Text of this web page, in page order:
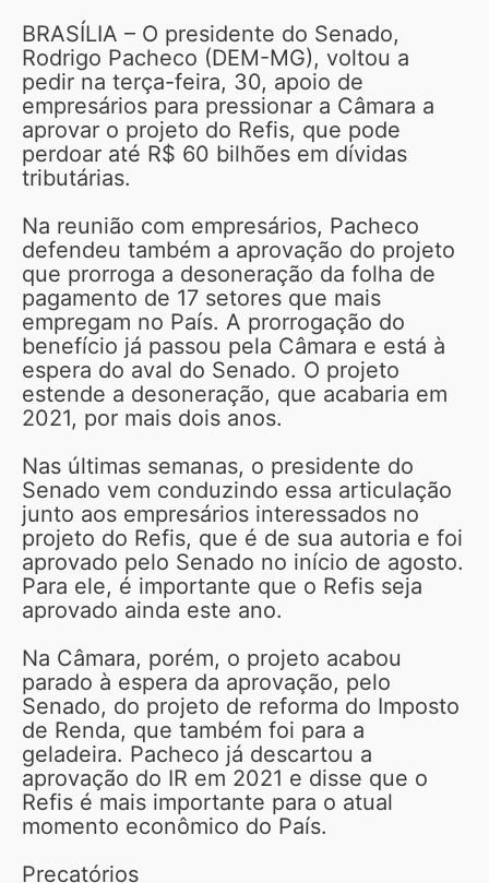
BRASÍLIA – O presidente do Senado,
Rodrigo Pacheco (DEM-MG), voltou a
pedir na terça-feira, 30, apoio de
empresários para pressionar a Câmara a
aprovar o projeto do Refis, que pode
perdoar até R$ 60 bilhões em dívidas
tributárias.
Na reunião com empresários, Pacheco
defendeu também a aprovação do projeto
que prorroga a desoneração da folha de
pagamento de 17 setores que mais
empregam no País. A prorrogação do
benefício já passou pela Câmara e está à
espera do aval do Senado. O projeto
estende a desoneração, que acabaria em
2021, por mais dois anos.
Nas últimas semanas, o presidente do
Senado vem conduzindo essa articulação
junto aos empresários interessados no
projeto do Refis, que é de sua autoria e foi
aprovado pelo Senado no início de agosto.
Para ele, é importante que o Refis seja
aprovado ainda este ano.
Na Câmara, porém, o projeto acabou
parado à espera da aprovação, pelo
Senado, do projeto de reforma do Imposto
de Renda, que também foi para a
geladeira. Pacheco já descartou a
aprovação do IR em 2021 e disse que o
Refis é mais importante para o atual
momento econômico do País.
Precatórios